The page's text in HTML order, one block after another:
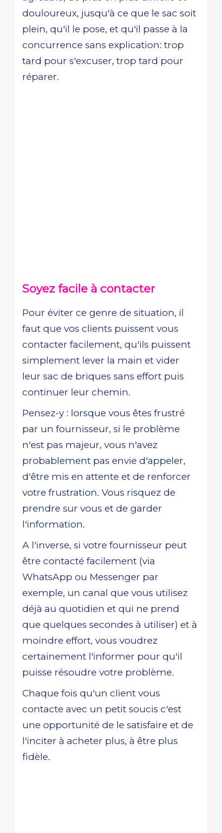
douloureux, jusqu'à ce que le sac soit
plein, qu'il le pose, et qu'il passe à la
concurrence sans explication: trop
tard pour s'excuser, trop tard pour
réparer.
Soyez facile à contacter
Pour éviter ce genre de situation, il
faut que vos clients puissent vous
contacter facilement, qu'ils puissent
simplement lever la main et vider
leur sac de briques sans effort puis
continuer leur chemin.
Pensez-y : lorsque vous êtes frustré
par un fournisseur, si le problème
n'est pas majeur, vous n'avez
probablement pas envie d'appeler,
d'être mis en attente et de renforcer
votre frustration. Vous risquez de
prendre sur vous et de garder
l'information.
A l'inverse, si votre fournisseur peut
être contacté facilement (via
WhatsApp ou Messenger par
exemple, un canal que vous utilisez
déjà au quotidien et qui ne prend
que quelques secondes à utiliser) et à
moindre effort, vous voudrez
certainement l'informer pour qu'il
puisse résoudre votre problème.
Chaque fois qu'un client vous
contacte avec un petit soucis c'est
une opportunité de le satisfaire et de
l'inciter à acheter plus, à être plus
fidèle.